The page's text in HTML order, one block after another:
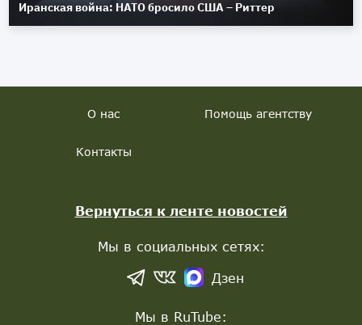
Иранская война: НАТО бросило США – Риттер
О нас Помощь агентству
Контакты
Вернуться к ленте новостей
Мы в социальных сетях:
Дзен
Мы в RuTube: